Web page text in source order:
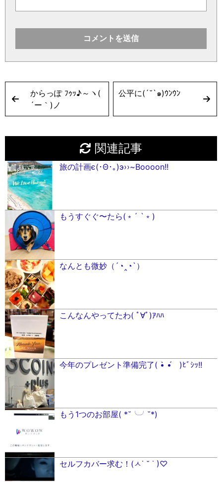
からっぽ ﾌｩｯ♪～ヽ(
´ー｀)ノ
公平に(´˘`๑)ｳﾝｳﾝ
関連記事
旅の計画є(･Θ･｡)э››~Boooon!!
もうすぐぐ〜たら(﹡´ `﹡)
なんとも微妙（´◔︎‸◔︎`）
こんなんやってたわ( ﾟ∀ﾟ)ｱﾊﾊ
今年のプレゼント準備完了( •̀ •́ゞ)ﾋﾞｼｯ!!
もう1つのお部屋( *˘╰╯˘*)
セルフカバー求む！(ㅅ˙ ˘ ˙ )♡